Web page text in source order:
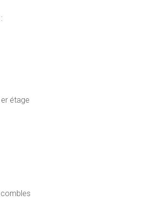
étage
combles